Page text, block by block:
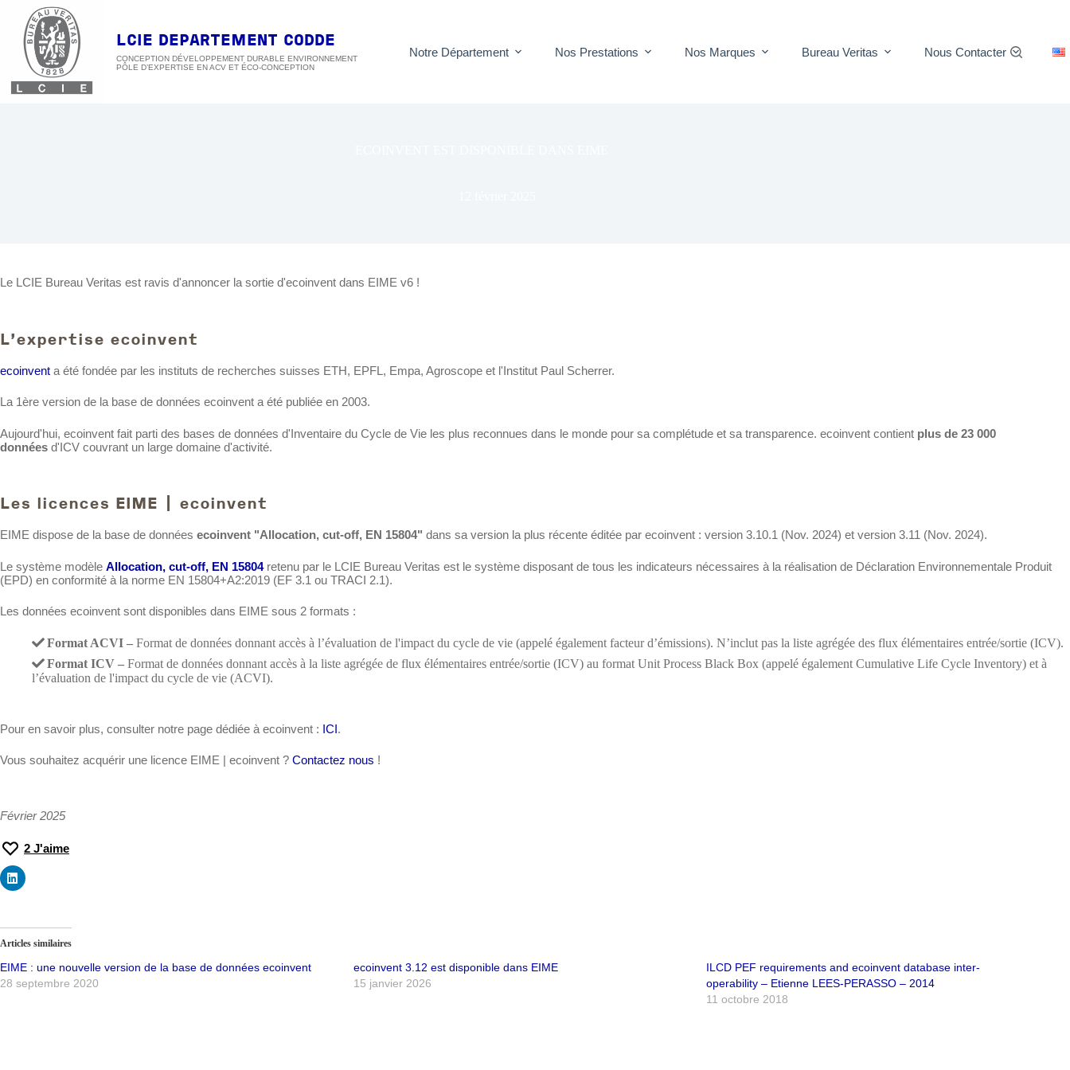
contenu
LCIE DEPARTEMENT CODDE
CONCEPTION DÉVELOPPEMENT DURABLE ENVIRONNEMENT Notre Département Nos Prestations Nos Marques Bureau Veritas Nous Contacter
Le LCIE Bureau Veritas est ravis d'annoncer la sortie d'ecoinvent dans EIME v6 !
L'expertise ecoinvent
ecoinvent a été fondée par les instituts de recherches suisses ETH, EPFL, Empa, Agroscope et l'Institut Paul Scherrer.
La 1ère version de la base de données ecoinvent a été publiée en 2003.
Aujourd'hui, ecoinvent fait parti des bases de données d'Inventaire du Cycle de Vie les plus reconnues dans le monde pour sa complétude et sa transparence. ecoinvent contient plus de 23 000
données d'ICV couvrant un large domaine d'activité.
Les licences EIME | ecoinvent
EIME dispose de la base de données ecoinvent "Allocation, cut-off, EN 15804" dans sa version la plus récente éditée par ecoinvent : version 3.10.1 (Nov. 2024) et version 3.11 (Nov. 2024).
Le système modèle Allocation, cut-off, EN 15804retenu par le LCIE Bureau Veritas est le système disposant de tous les indicateurs nécessaires à la réalisation de Déclaration Environnementale Produit
(EPD) en conformité à la norme EN 15804+A2:2019 (EF 3.1 ou TRACI 2.1).
Les données ecoinvent sont disponibles dans EIME sous 2 formats :
Format ACVI – Format de données donnant accès à l’évaluation de l'impact du cycle de vie (appelé également facteur d’émissions). N’inclut pas la liste agrégée des flux élémentaires entrée/sortie (ICV).
Format ICV – Format de données donnant accès à la liste agrégée de flux élémentaires entrée/sortie (ICV) au format Unit Process Black Box (appelé également Cumulative Life Cycle Inventory) et à
l’évaluation de l'impact du cycle de vie (ACVI).
Pour en savoir plus, consulter notre page dédiée à ecoinvent : ICI.
Vous souhaitez acquérir une licence EIME | ecoinvent ? Contactez nous !
Février 2025
2 J'aime
Articles similaires
EIME : une nouvelle version de la base de données ecoinvent
28 septembre 2020
ecoinvent 3.12 est disponible dans EIME
15 janvier 2026
ILCD PEF requirements and ecoinvent database inter-
operability – Etienne LEES-PERASSO – 2014
11 octobre 2018